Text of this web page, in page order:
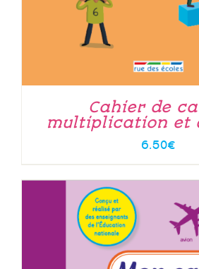
Cahier de
multiplication et
6.50€